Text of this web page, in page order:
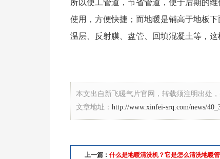
所以便工管道，节省管道，便于后期的
使用，方便快捷；而地暖是铺高于地板
温层、反射膜、盘管、回填混凝土等，
本文出自新飞暖气片官网，转载须注明出处
文章地址： http://www.xinfei-srq.com/news/
上一篇： 什么是地暖清洗机？它是怎么清洗地暖